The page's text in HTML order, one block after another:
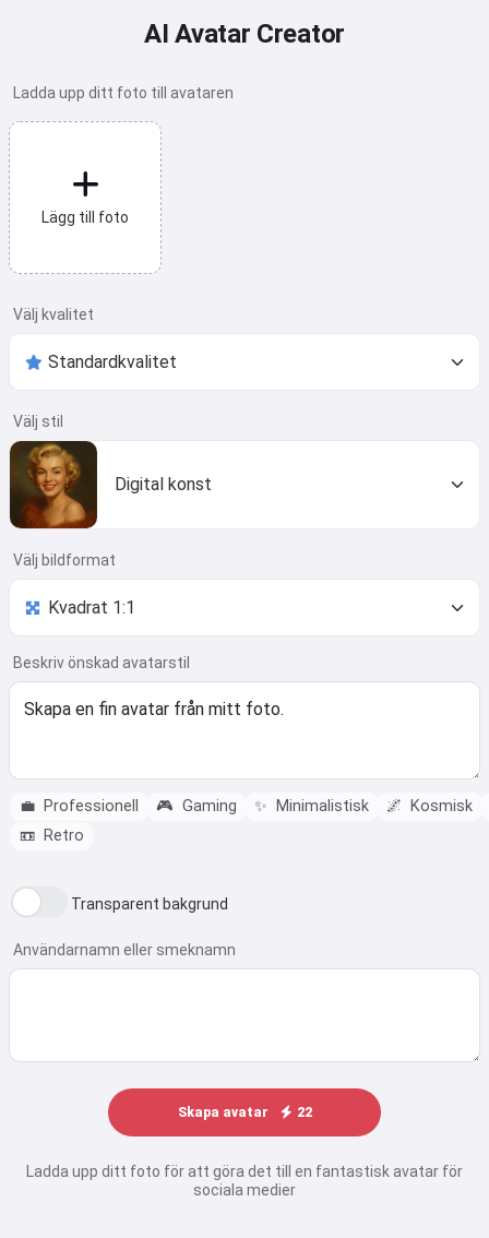
AI Avatar Creator
Ladda upp ditt foto till avataren
Lägg till foto
Välj kvalitet
Välj stil
Digital konst
Välj bildformat
Beskriv önskad avatarstil
💼 Professionell 🎮 Gaming ✨ Minimalistisk 🌌
Kosmisk
📼 Retro
Transparent bakgrund
Användarnamn eller smeknamn
Skapa avatar 22
Ladda upp ditt foto för att göra det till en fantastisk avatar för
sociala medier